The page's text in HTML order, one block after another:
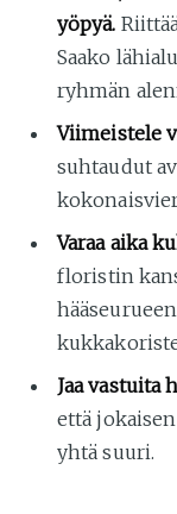
yöpyä.
Saako
ryhmän
Viimeistele
suhtaudut
Varaa aika
floristin
Jaa vastuita
että
yhtä suuri.